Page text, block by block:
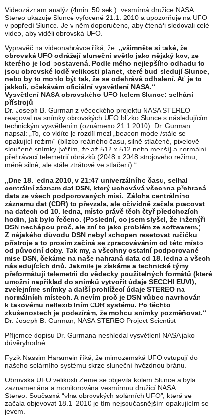
Videozáznam analýz (4min. 50 sek.): vesmírná družice NASA
Stereo ukazuje Slunce vyfocené 21.1. 2010 a upozorňuje na UFO
v popředí Slunce. Je v něm doporučeno, aby čtenáři sledovali celé
video, aby viděli obrovská UFO.
Vypravěč na videonahrávce říká, že: „všimněte si také, že
obrovská UFO odrážejí sluneční světlo jako nějaký kov, ze
kterého je loď postavená. Podle mého nejlepšího odhadu to
jsou obrovské lodě velikosti planet, které buď sledují Slunce,
nebo by to mohlo být tak, že se odehrává odhalení. Ať je to
jakkoli, očekávám oficiální vysvětlení NASA.“
Vysvětlení NASA obrovského UFO kolem Slunce: selhání
přístrojů
Dr. Joseph B. Gurman z vědeckého projektu NASA STEREO
reagoval na snímky obrovských UFO blízko Slunce s následujícím
technickým vysvětlením (oznámeno 21.1.2010). Dr. Gurman
napsal: „To, co vidíte je rozdíl mezi „beacon mode /stále se
opakující režim/“ (blízko reálného času, silně stlačené, pixelově
sloučené snímky [věřím, že až 512 x 512 nebo menší] a normální
přehrávací telemetrií obrázků (2048 x 2048 strojového režimu,
méně silné, ale stále ztrátové ve stlačení).“
„Dne 18. ledna 2010, v 21:47 univerzálního času, selhal
centrální záznam dat DSN, který uchovává všechna přehraná
data ze všech podporovaných misí. Záloha centrálního
záznamu dat (CDR) to převzala, ale očividně začala pracovat
na datech od 10. ledna, místo právě těch čtyř předchozích
hodin, jak bylo řečeno. (Poslední, co jsem slyšel, že inženýři
DSN nechápou proč, ale zní to jako problém ze softwarem.)
Z nějakého důvodu DSN nebyl schopen resetovat ručičku
přístroje a to prosím začíná se zpracováváním od této místo
od původní doby. Tak my, a všechny ostatní podporované
mise DSN, čekáme na naše nahraná data od 18. ledna a všech
následujících dnů. Jakmile je získáme a technické týmy
přeformátují telemetrii do vědecky použitelných formátů (které
umožní například do snímků vytvořit údaje SECCHI EUVI),
zveřejníme snímky a další prohlížecí údaje STEREO na
normálních místech. A nevím proč je DSN vůbec navrhován
k takovému neflexibilním CDR systému. Po těchto
zkušenostech je podezírám, že mohou snímky pozměňovat.“
Dr. Joseph B. Gurman, NASA STEREO Project Scientist
Příjemce dopisu Dr. Gurmana neshledal vysvětlení NASA jako
důvěryhodné.
Fyzik Nassim Haramein říká, že mimozemská UFO vstupují do
našeho solárního systému skrze sluneční hvězdnou bránu.
Obrovská UFO velikosti Země se objevila kolem Slunce a byla
zaznamenána a monitorována vesmírnou družicí NASA
Stereo. Současná “vlna obrovských solárních UFO”, která se
začala objevovat 18.1. 2010 je tím nejsoučasnějším opakujícím se
jevem.